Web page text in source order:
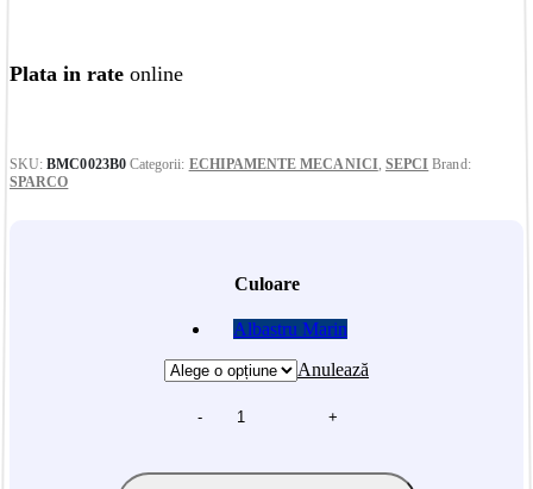
Plata in rate online
SKU:BMC0023B0 Categorii: ECHIPAMENTE MECANICI SEPCI Brand:
SPARCO
Culoare
Albastru Marin
Anulează
- +